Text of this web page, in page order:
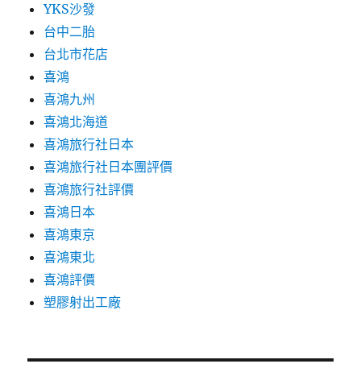
YKS沙發
台中二胎
台北市花店
喜鴻
喜鴻九州
喜鴻北海道
喜鴻旅行社日本
喜鴻旅行社日本團評價
喜鴻旅行社評價
喜鴻日本
喜鴻東京
喜鴻東北
喜鴻評價
塑膠射出工廠